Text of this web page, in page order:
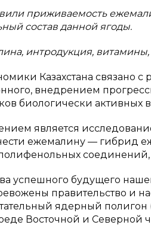
приживаемость
состав данной ягоды.
интродукция,
Казахстана связано
внедрением
биологически активных
является
ежемалину — гибрид
соединений,
успешного будущего
правительство и
ядерный
Восточной и Северной